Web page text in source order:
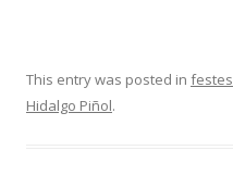
This entry was posted in festes
Hidalgo Piñol.